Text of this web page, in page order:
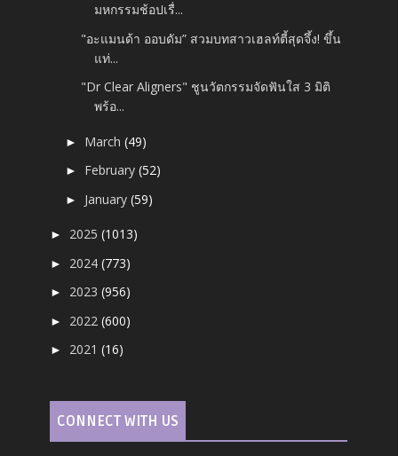
มหกรรมช้อปเรื่...
"อะแมนด้า ออบดัม” สวมบทสาวเฮลท์ตี้สุดจึ้ง! ขึ้น
แท่...
"Dr Clear Aligners" ชูนวัตกรรมจัดฟันใส 3 มิติ
พร้อ...
► March(49)
► February(52)
► January(59)
► 2025(1013)
► 2024(773)
► 2023(956)
► 2022(600)
► 2021(16)
CONNECT WITH US